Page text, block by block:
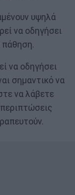
υψηλά
να οδηγήσει
πάθηση.
να οδηγήσει
σημαντικό να
να λάβετε